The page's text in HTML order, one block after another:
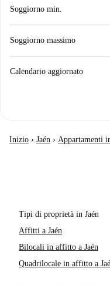
Soggiorno min.
Soggiorno massimo
Calendario aggiornato
Inizio › Jaén › Appartamenti
Tipi di proprietà in Jaén
Affitti a Jaén
Bilocali in affitto a Jaén
Quadrilocale in affitto a